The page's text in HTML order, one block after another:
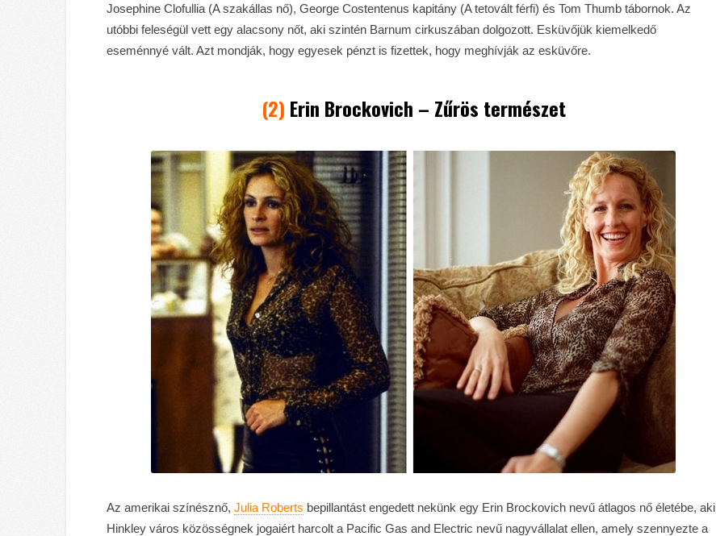
Josephine Clofullia (A szakállas nő), George Costentenus kapitány (A tetovált férfi) és Tom Thumb tábornok. Az
utóbbi feleségül vett egy alacsony nőt, aki szintén Barnum cirkuszában dolgozott. Esküvőjük kiemelkedő
eseménnyé vált. Azt mondják, hogy egyesek pénzt is fizettek, hogy meghívják az esküvőre.
(2) Erin Brockovich – Zűrös természet
Az amerikai színésznő, Julia Roberts bepillantást engedett nekünk egy Erin Brockovich nevű átlagos nő életébe, aki
Hinkley város közösségnek jogaiért harcolt a Pacific Gas and Electric nevű nagyvállalat ellen, amely szennyezte a